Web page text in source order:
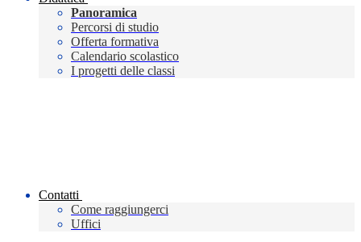
Panoramica
Percorsi di studio
Offerta formativa
Calendario scolastico
I progetti delle classi
Contatti
Come raggiungerci
Uffici